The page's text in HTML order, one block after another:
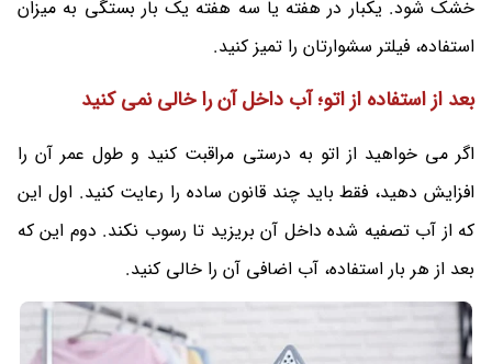
خشک شود. یکبار در هفته یا سه هفته یک بار بستگی به میزان
استفاده، فیلتر سشوارتان را تمیز کنید.
بعد از استفاده از اتو؛ آب داخل آن را خالی نمی کنید
اگر می خواهید از اتو به درستی مراقبت کنید و طول عمر آن را
افزایش دهید، فقط باید چند قانون ساده را رعایت کنید. اول این
که از آب تصفیه شده داخل آن بریزید تا رسوب نکند. دوم این که
بعد از هر بار استفاده، آب اضافی آن را خالی کنید.